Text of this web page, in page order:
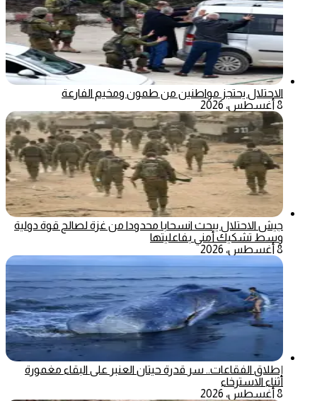
الاحتلال يحتجز مواطنين من طمون ومخيم الفارعة
8 أغسطس، 2026
جيش الاحتلال يبحث انسحابا محدودا من غزة لصالح قوة دولية
وسط تشكيك أمني بفاعليتها
8 أغسطس، 2026
إطلاق الفقاعات.. سر قدرة حيتان العنبر على البقاء مغمورة
أثناء الاسترخاء
8 أغسطس، 2026